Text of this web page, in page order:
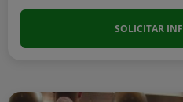
SOLICITAR